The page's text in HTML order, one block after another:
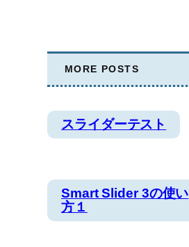
MORE POSTS
スライダーテスト
Smart Slider 3の使い
方１